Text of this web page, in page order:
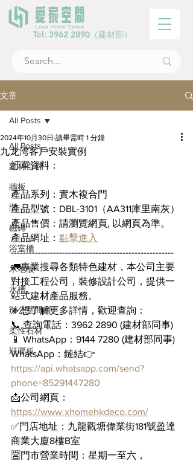
Tel: 3962 2890 （建材部）
文章
All Posts
建材百科
牆板
門
磁磚
浴室櫃
木地板
水槽
辦公室間房
柔性石材
琺瑯板
All Posts
九龙湾客戶安裝實例
2024年10月30日 讀畢需時 1 分鐘
訂單資料：
產品系列：實木複合門
產品型號：DBL-3101（AA311庫里南灰）
產品售價：請瀏覽網頁, 以網頁為準。
產品網址： 點擊進入
------------------------------------------------------
🚛專業搜尋各類特色建材，本公司主要
對接工程公司，裝修設計公司，提供一
站式建材產品服務。
🔸想了解更多詳情，歡迎查詢：
📞 查詢電話：3962 2890 (建材部同事)
📱 WhatsApp：9144 7280 (建材部同事)
WhatsApp：鏈結👉
https://api.whatsapp.com/send?
phone=85291447280
📩公司網頁：
https://www.xhomehkdeco.com/
✅門店地址：九龍觀塘偉業街181號盈達
商業大廈8樓B室
🈺門市營業時間：星期一至六，